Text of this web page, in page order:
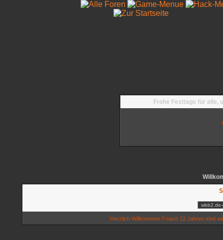
Frohe Festtage für alle,
Herzlich Willkommen !! nach 12 Jahren sind